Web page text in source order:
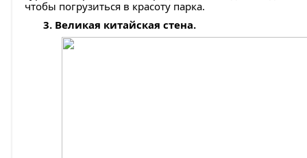
чтобы погрузиться в красоту парка.
3. Великая китайская стена.